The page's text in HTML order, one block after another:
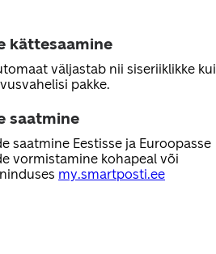
kättesaamine
väljastab nii siseriiklikke kui
pakke.
saatmine
saatmine Eestisse ja Euroopasse
vormistamine kohapeal või
my.smartposti.ee